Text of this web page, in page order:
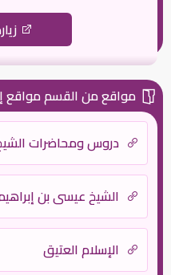
مواقع من القسم مواقع
دروس ومحاضرات الشيخ
الشيخ عيسى بن
الإسلام العتيق